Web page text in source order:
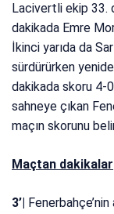
Lacivertli ekip 33.
dakikada Emre
İkinci yarıda da
sürdürürken
dakikada skoru 4-
sahneye çıkan
maçın skorunu
Maçtan dakikalar
3’|